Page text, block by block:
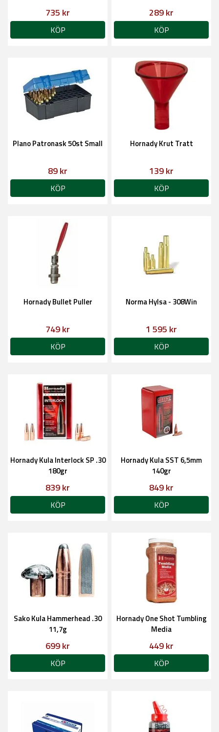
735 kr
KÖP
289 kr
KÖP
Plano Patronask 50st Small
89 kr
KÖP
Hornady Krut Tratt
139 kr
KÖP
Hornady Bullet Puller
749 kr
KÖP
Norma Hylsa - 308Win
1 595 kr
KÖP
Hornady Kula Interlock SP .30
180gr
839 kr
KÖP
Hornady Kula SST 6,5mm
140gr
849 kr
KÖP
Sako Kula Hammerhead .30
11,7g
699 kr
KÖP
Hornady One Shot Tumbling
Media
449 kr
KÖP